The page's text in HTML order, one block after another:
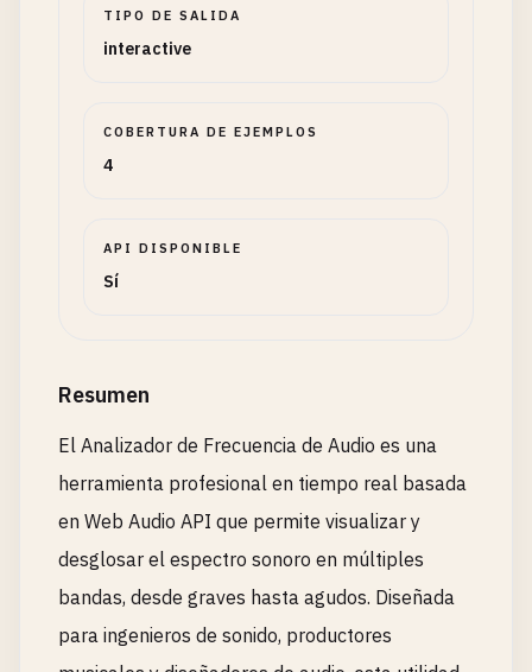
TIPO DE SALIDA
interactive
COBERTURA DE EJEMPLOS
4
API DISPONIBLE
Sí
Resumen
El Analizador de Frecuencia de Audio es una
herramienta profesional en tiempo real basada
en Web Audio API que permite visualizar y
desglosar el espectro sonoro en múltiples
bandas, desde graves hasta agudos. Diseñada
para ingenieros de sonido, productores